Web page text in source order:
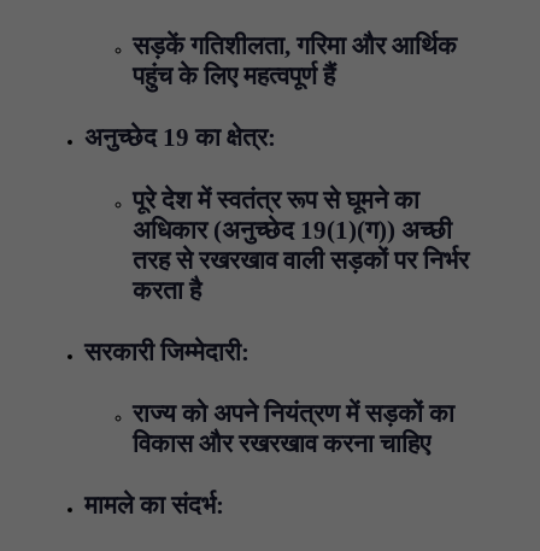
सड़कें गतिशीलता, गरिमा और आर्थिक
पहुंच के लिए महत्वपूर्ण हैं
अनुच्छेद 19 का क्षेत्र:
पूरे देश में स्वतंत्र रूप से घूमने का
अधिकार (अनुच्छेद 19(1)(ग)) अच्छी
तरह से रखरखाव वाली सड़कों पर निर्भर
करता है
सरकारी जिम्मेदारी:
राज्य को अपने नियंत्रण में सड़कों का
विकास और रखरखाव करना चाहिए
मामले का संदर्भ: